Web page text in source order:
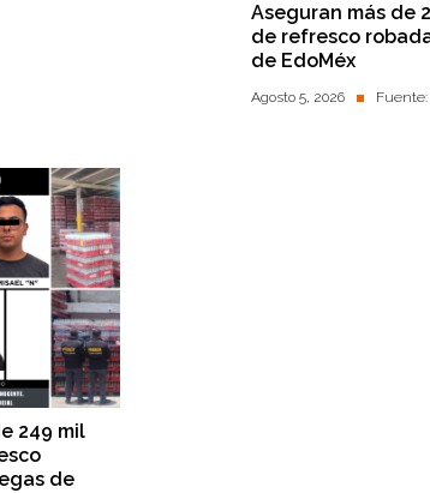
249 mil
de
Aseguran más de
de refresco
de EdoMéx
Agosto 5, 2026 Fuente: